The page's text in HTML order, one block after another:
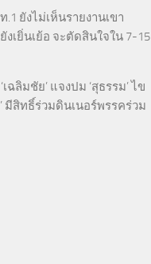
.1 ยังไม่เห็นรายงานเขา
งเยิ่นเย้อ จะตัดสินใจใน 7-15
‘เฉลิมชัย’ แจงปม ‘สุธรรม’ ไข
มีสิทธิ์ร่วมดินเนอร์พรรคร่วม